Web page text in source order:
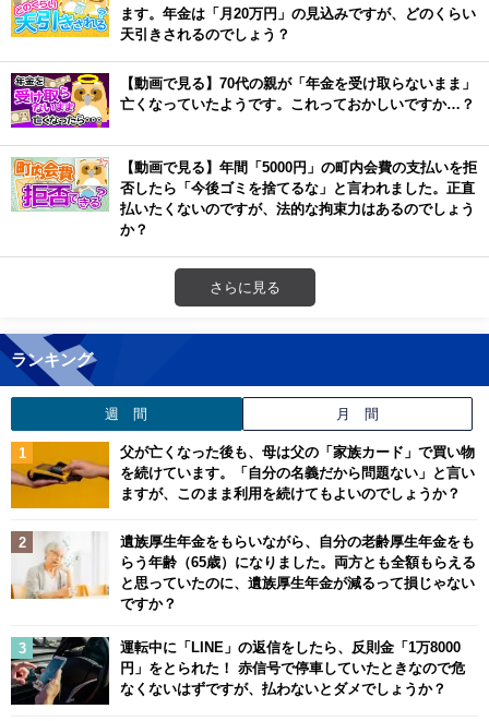
ます。年金は「月20万円」の見込みですが、どのくらい
天引きされるのでしょう？
【動画で見る】70代の親が「年金を受け取らないまま」
亡くなっていたようです。これっておかしいですか…？
【動画で見る】年間「5000円」の町内会費の支払いを拒
否したら「今後ゴミを捨てるな」と言われました。正直
払いたくないのですが、法的な拘束力はあるのでしょう
か？
さらに見る
ランキング
週 間 月 間
父が亡くなった後も、母は父の「家族カード」で買い物
を続けています。「自分の名義だから問題ない」と言い
ますが、このまま利用を続けてもよいのでしょうか？
遺族厚生年金をもらいながら、自分の老齢厚生年金をも
らう年齢（65歳）になりました。両方とも全額もらえる
と思っていたのに、遺族厚生年金が減るって損じゃない
ですか？
運転中に「LINE」の返信をしたら、反則金「1万8000
円」をとられた！ 赤信号で停車していたときなので危
なくないはずですが、払わないとダメでしょうか？